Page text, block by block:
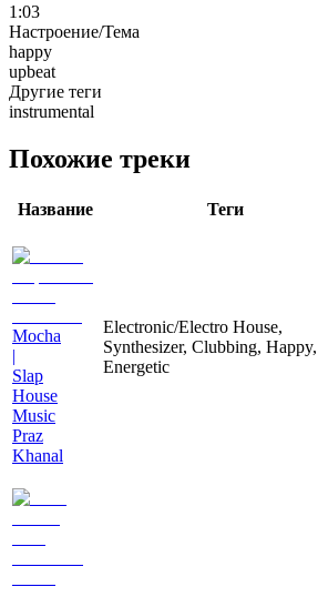
1:03
Настроение/Тема
happy
upbeat
Другие теги
instrumental
Похожие треки
Название Теги
Mocha
|
Slap
House
Music
Praz
Khanal
Electronic/Electro House,
Synthesizer, Clubbing, Happy,
Energetic